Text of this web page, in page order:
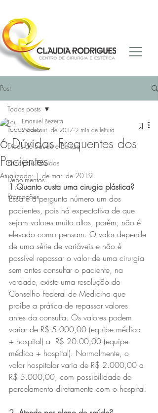
Post
Todos posts
Dicas de Saúde e Beleza
Principais Dúvidas
Depoimentos
Promoções
Todos posts
6 Dúvidas Frequentes dos
Pacientes
Emanuel Bezerra
29 de out. de 2017 2 min de leitura
Atualizado: 1 de mar. de 2019
1.Quanto custa uma cirugia plástica?
Essa é a pergunta número um dos
pacientes, pois há expectativa de que
sejam valores muito altos, porém, não é
elevado como pensam. O valor depende
de uma série de variáveis e não é
possível repassar o valor de uma cirurgia
sem antes consultar o paciente, na
verdade, existe uma resolução do
Conselho Federal de Medicina que
proíbe a prática de repassar valores
antes da consulta. Os valores podem
variar de R$ 5.000,00 (equipe médica
+ hospital) a  R$ 20.00,00 (equipe
médica + hospital). Normalmente, o
valor hospitalar varia de R$ 2.000,00 a
R$ 5.000,00, com possibilidade de
parcelamento diretamente com o hospital.